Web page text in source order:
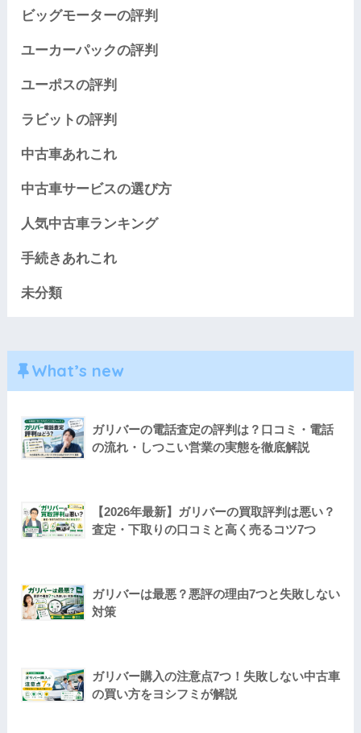
ビッグモーターの評判
ユーカーパックの評判
ユーポスの評判
ラビットの評判
中古車あれこれ
中古車サービスの選び方
人気中古車ランキング
手続きあれこれ
未分類
What’s new
ガリバーの電話査定の評判は？口コミ・電話
の流れ・しつこい営業の実態を徹底解説
【2026年最新】ガリバーの買取評判は悪い？
査定・下取りの口コミと高く売るコツ7つ
ガリバーは最悪？悪評の理由7つと失敗しない
対策
ガリバー購入の注意点7つ！失敗しない中古車
の買い方をヨシフミが解説